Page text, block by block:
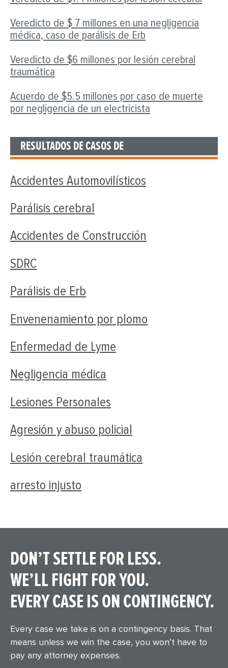
Veredicto de $ 7 millones en una negligencia
médica, caso de parálisis de Erb
Veredicto de $6 millones por lesión cerebral
traumática
Acuerdo de $5.5 millones por caso de muerte
por negligencia de un electricista
RESULTADOS DE CASOS DE
Accidentes Automovilísticos
Parálisis cerebral
Accidentes de Construcción
SDRC
Parálisis de Erb
Envenenamiento por plomo
Enfermedad de Lyme
Negligencia médica
Lesiones Personales
Agresión y abuso policial
Lesión cerebral traumática
arresto injusto
DON’T SETTLE FOR LESS.
WE’LL FIGHT FOR YOU.
EVERY CASE IS ON CONTINGENCY.
Every case we take is on a contingency basis. That
means unless we win the case, you won’t have to
pay any attorney expenses.